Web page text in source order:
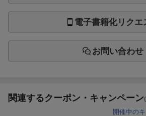
電子書籍化リクエ
お問い合わせ
関連するクーポン・キャンペーン
開催中の